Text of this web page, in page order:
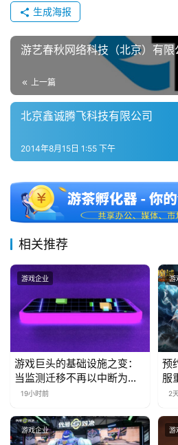
闲
戏
0
第
十
三
届
奖
7
月
3
0
游
生成海报
游艺春秋网络科技（北京）有限
上一篇
北京鑫诚腾飞科技有限公司
2014年8月15日 1:55 下午
相关推荐
游戏企业
游戏巨头的基础设施之变：
当监测迁移不再以中断为代
价
19小时前
游
预
服
2
游戏企业 游